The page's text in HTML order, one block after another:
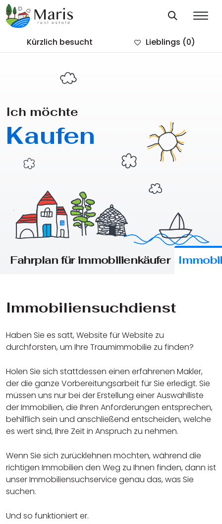
Kürzlich besucht Lieblings (0)
Ich möchte
Kaufen
Fahrplan für immobilienkäufer
Immobiliensuchdienst
Haben Sie es satt, Website für Website zu
durchforsten, um Ihre Traumimmobilie zu finden?
Holen Sie sich stattdessen einen erfahrenen Makler,
der die ganze Vorbereitungsarbeit für Sie erledigt. Sie
müssen uns nur bei der Erstellung einer Auswahlliste
der Immobilien, die Ihren Anforderungen entsprechen,
behilflich sein und anschließend entscheiden, welche
es wert sind, Ihre Zeit in Anspruch zu nehmen.
Wenn Sie sich zurücklehnen möchten, während die
richtigen Immobilien den Weg zu Ihnen finden, dann ist
unser Immobiliensuchservice genau das, was Sie
suchen.
Und so funktioniert er.